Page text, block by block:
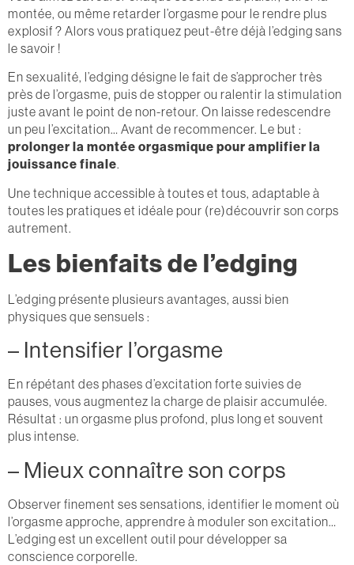
montée, ou même retarder l’orgasme pour le rendre plus
explosif ? Alors vous pratiquez peut-être déjà l’edging sans
le savoir !
En sexualité, l’edging désigne le fait de s’approcher très
près de l’orgasme, puis de stopper ou ralentir la stimulation
juste avant le point de non-retour. On laisse redescendre
un peu l’excitation… Avant de recommencer. Le but :
prolonger la montée orgasmique pour amplifier la
jouissance finale.
Une technique accessible à toutes et tous, adaptable à
toutes les pratiques et idéale pour (re)découvrir son corps
autrement.
Les bienfaits de l’edging
L’edging présente plusieurs avantages, aussi bien
physiques que sensuels :
– Intensifier l’orgasme
En répétant des phases d’excitation forte suivies de
pauses, vous augmentez la charge de plaisir accumulée.
Résultat : un orgasme plus profond, plus long et souvent
plus intense.
– Mieux connaître son corps
Observer finement ses sensations, identifier le moment où
l’orgasme approche, apprendre à moduler son excitation…
L’edging est un excellent outil pour développer sa
conscience corporelle.